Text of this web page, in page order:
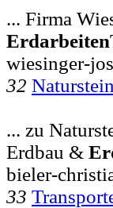
... Firma
Erdarbeiten
wiesinger-
32
... zu
Erdbau &
bieler-
33